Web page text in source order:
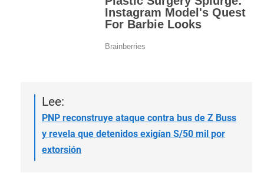
Lee:
PNP reconstruye ataque contra bus de Z Buss
y revela que detenidos exigían S/50 mil por
extorsión